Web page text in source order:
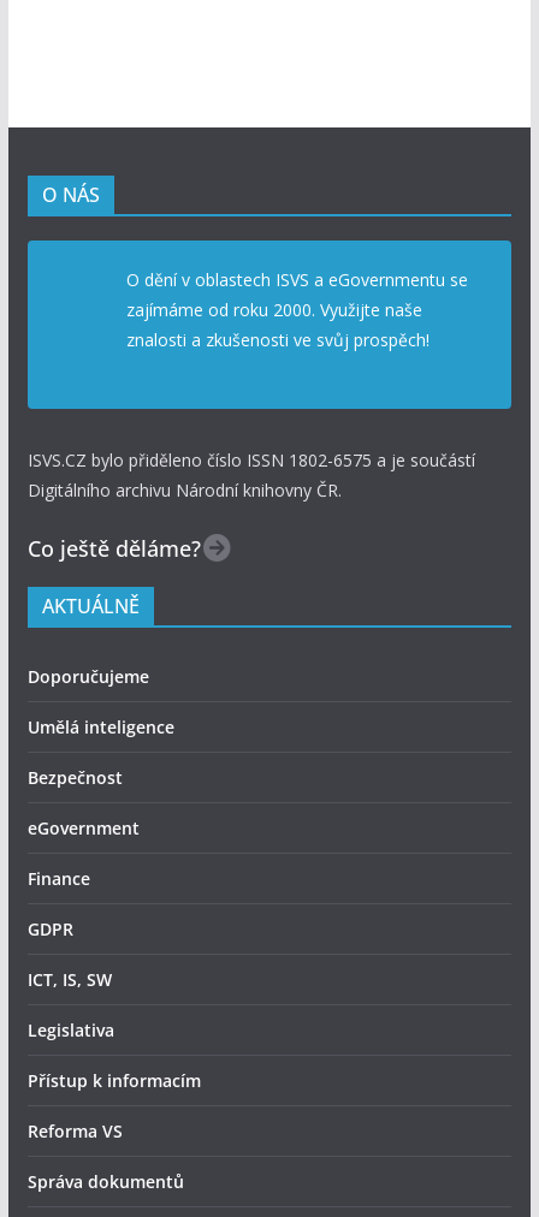
O NÁS
O dění v oblastech ISVS a eGovernmentu se
zajímáme od roku 2000. Využijte naše
znalosti a zkušenosti ve svůj prospěch!
ISVS.CZ bylo přiděleno číslo ISSN 1802-6575 a je součástí
Digitálního archivu Národní knihovny ČR.
Co ještě děláme?
AKTUÁLNĚ
Doporučujeme
Umělá inteligence
Bezpečnost
eGovernment
Finance
GDPR
ICT, IS, SW
Legislativa
Přístup k informacím
Reforma VS
Správa dokumentů